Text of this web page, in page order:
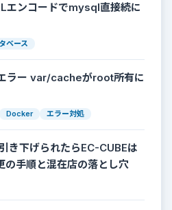
エンコードでmysql直接続に
ベース
ラー var/cacheがroot所有に
Docker エラー対処
き下げられたらEC-CUBEは
の手順と混在店の落とし穴